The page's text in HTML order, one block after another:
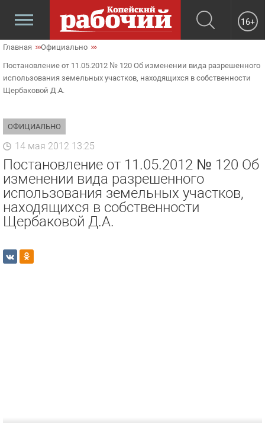
16+
Главная Официально
Постановление от 11.05.2012 № 120 Об изменении вида разрешенного
использования земельных участков, находящихся в собственности
Щербаковой Д.А.
ОФИЦИАЛЬНО
14 мая 2012 13:25
Постановление от 11.05.2012 № 120 Об
изменении вида разрешенного
использования земельных участков,
находящихся в собственности
Щербаковой Д.А.